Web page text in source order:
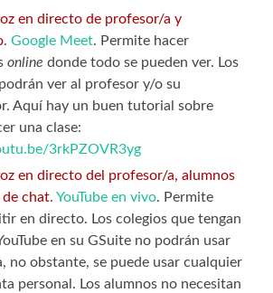
en directo de profesor/a y
.Google Meet. Permite hacer
online donde todo se pueden ver. Los
ver al profesor y/o su
Aquí hay un buen tutorial sobre
una clase:
3rkPZOVR3yg
en directo del profesor/a, alumnos
chat.YouTube en vivo. Permite
en directo. Los colegios que tengan
en su GSuite no podrán usar
no obstante, se puede usar cualquier
personal. Los alumnos no necesitan